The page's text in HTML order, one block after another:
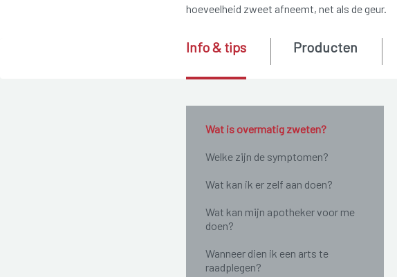
hoeveelheid zweet afneemt, net als de geur.
Wat is overmatig zweten?
Welke zijn de symptomen?
Wat kan ik er zelf aan doen?
Wat kan mijn apotheker voor me
doen?
Wanneer dien ik een arts te
raadplegen?
Info & tips Producten